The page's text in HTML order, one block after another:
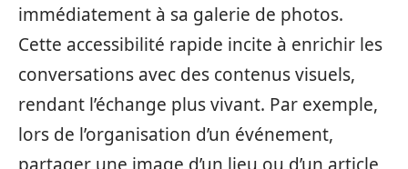
immédiatement à sa galerie de photos.
Cette accessibilité rapide incite à enrichir les
conversations avec des contenus visuels,
rendant l’échange plus vivant. Par exemple,
lors de l’organisation d’un événement,
partager une image d’un lieu ou d’un article